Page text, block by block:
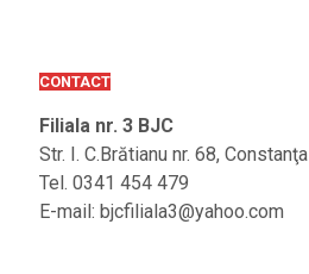
CONTACT
Filiala nr. 3 BJC
Str. I. C.Brătianu nr. 68, Constanţa
Tel. 0341 454 479
E-mail: bjcfiliala3@yahoo.com